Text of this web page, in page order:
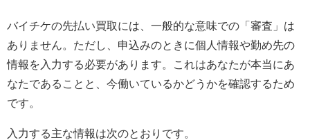
バイチケの先払い買取には、一般的な意味での「審査」は
ありません。ただし、申込みのときに個人情報や勤め先の
情報を入力する必要があります。これはあなたが本当にあ
なたであることと、今働いているかどうかを確認するため
です。
入力する主な情報は次のとおりです。